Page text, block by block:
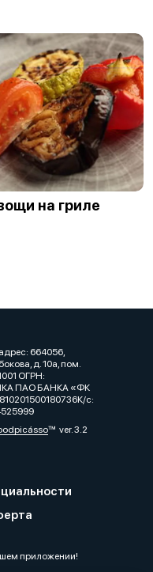
на гриле
664056,
д. 10а, пом.
ОГРН:
ПАО БАНКА «ФК
с:
ver. 3.2
приложении!